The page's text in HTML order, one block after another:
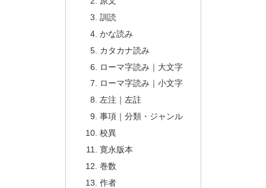
訓読
かな読み
カタカナ読み
ローマ字読み｜大文字
ローマ字読み｜小文字
左注｜左註
事項｜分類・ジャンル
校異
寛永版本
巻数
作者